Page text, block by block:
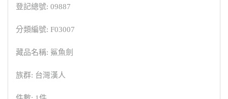
登記總號: 09887
分類編號: F03007
藏品名稱: 鯊魚劍
族群: 台灣漢人